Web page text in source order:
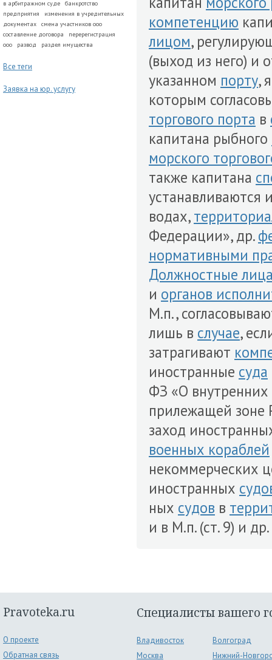
в арбитражном суде
банкротство
предприятия
изменения в учредительных
документах
смена участников ооо
составление договора
перерегистрация
ооо
развод раздел имущества
Все теги
Заявка на юр. услугу
компетенцию
лицом,
(выход из него) и
указанном порту,
которым
торгового порта в
капитана рыбного
морского
также капитана
устанавливаются
водах,
Федерации», др.
нормативными
Должностные
и органов
М.п.,
лишь в случае,
затрагивают
иностранные суда
ФЗ «О
прилежащей зоне
заход
военных кораблей
некоммерческих
иностранных
ных судов в
и в М.п. (ст. 9) и
Pravoteka.ru
О проекте
Обратная связь
Специалисты вашего
Владивосток
Волгоград
Москва
Нижний-